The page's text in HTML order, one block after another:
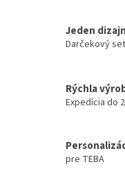
Jeden
Darčekový
Rýchla
Expedícia do
pre TEBA